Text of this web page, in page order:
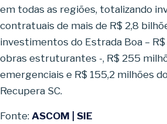
em todas as regiões, totalizando
contratuais de mais de R$ 2,8
investimentos do Estrada Boa –
obras estruturantes -, R$ 255
emergenciais e R$ 155,2 milhões
Recupera SC.
Fonte: ASCOM | SIE